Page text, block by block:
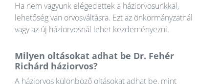
Ha nem vagyunk elégedettek a háziorvosunkkal,
lehetőség van orvosváltásra. Ezt az önkormányzatnál
vagy az új háziorvosnál lehet kezdeményezni.
Milyen oltásokat adhat be Dr. Fehér
Richárd háziorvos?
A háziorvos különböző oltásokat adhat be, mint